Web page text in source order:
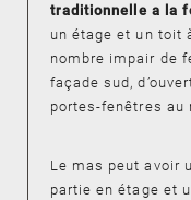
traditionnelle a la
un étage et un toit
nombre impair de
façade sud,
portes-fenêtres au
Le mas peut avoir
partie en étage et